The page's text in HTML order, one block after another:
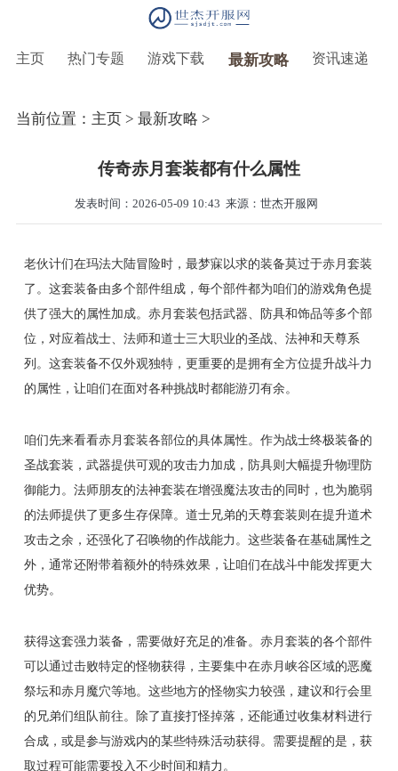
主页 热门专题 游戏下载 最新攻略 资讯速递
当前位置： 主页> 最新攻略 >
传奇赤月套装都有什么属性
发表时间：2026-05-09 10:43 来源：世杰开服网
老伙计们在玛法大陆冒险时，最梦寐以求的装备莫过于赤月套装
了。这套装备由多个部件组成，每个部件都为咱们的游戏角色提
供了强大的属性加成。赤月套装包括武器、防具和饰品等多个部
位，对应着战士、法师和道士三大职业的圣战、法神和天尊系
列。这套装备不仅外观独特，更重要的是拥有全方位提升战斗力
的属性，让咱们在面对各种挑战时都能游刃有余。
咱们先来看看赤月套装各部位的具体属性。作为战士终极装备的
圣战套装，武器提供可观的攻击力加成，防具则大幅提升物理防
御能力。法师朋友的法神套装在增强魔法攻击的同时，也为脆弱
的法师提供了更多生存保障。道士兄弟的天尊套装则在提升道术
攻击之余，还强化了召唤物的作战能力。这些装备在基础属性之
外，通常还附带着额外的特殊效果，让咱们在战斗中能发挥更大
优势。
获得这套强力装备，需要做好充足的准备。赤月套装的各个部件
可以通过击败特定的怪物获得，主要集中在赤月峡谷区域的恶魔
祭坛和赤月魔穴等地。这些地方的怪物实力较强，建议和行会里
的兄弟们组队前往。除了直接打怪掉落，还能通过收集材料进行
合成，或是参与游戏内的某些特殊活动获得。需要提醒的是，获
取过程可能需要投入不少时间和精力。